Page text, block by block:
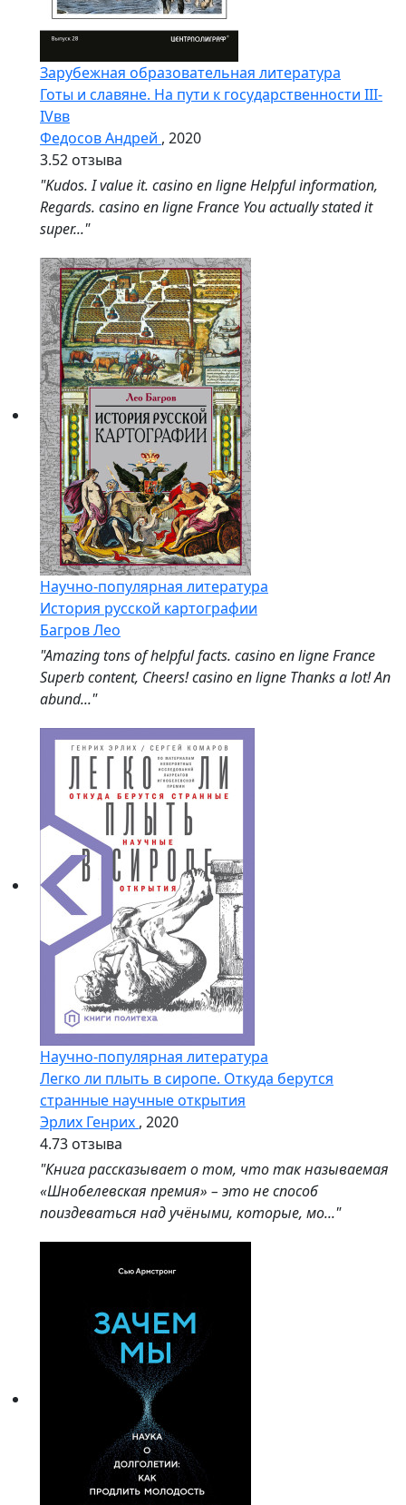
Зарубежная образовательная литература
Готы и славяне. На пути к государственности III-
IVвв
Федосов Андрей , 2020
3.52 отзыва
"Kudos. I value it. casino en ligne Helpful information,
Regards. casino en ligne France You actually stated it
super..."
Научно-популярная литература
История русской картографии
Багров Лео
"Amazing tons of helpful facts. casino en ligne France
Superb content, Cheers! casino en ligne Thanks a lot! An
abund..."
Научно-популярная литература
Легко ли плыть в сиропе. Откуда берутся
странные научные открытия
Эрлих Генрих , 2020
4.73 отзыва
"Книга рассказывает о том, что так называемая
«Шнобелевская премия» – это не способ
поиздеваться над учёными, которые, мо..."